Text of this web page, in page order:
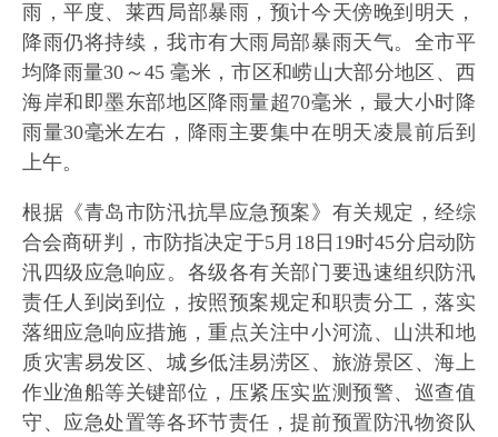
雨，平度、莱西局部暴雨，预计今天傍晚到明天，
降雨仍将持续，我市有大雨局部暴雨天气。全市平
均降雨量30～45 毫米，市区和崂山大部分地区、西
海岸和即墨东部地区降雨量超70毫米，最大小时降
雨量30毫米左右，降雨主要集中在明天凌晨前后到
上午。
根据《青岛市防汛抗旱应急预案》有关规定，经综
合会商研判，市防指决定于5月18日19时45分启动防
汛四级应急响应。各级各有关部门要迅速组织防汛
责任人到岗到位，按照预案规定和职责分工，落实
落细应急响应措施，重点关注中小河流、山洪和地
质灾害易发区、城乡低洼易涝区、旅游景区、海上
作业渔船等关键部位，压紧压实监测预警、巡查值
守、应急处置等各环节责任，提前预置防汛物资队